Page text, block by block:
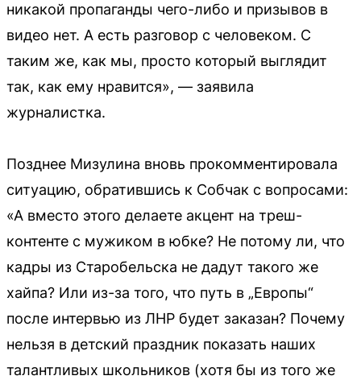
никакой пропаганды чего-либо и призывов в
видео нет. А есть разговор с человеком. С
таким же, как мы, просто который выглядит
так, как ему нравится», — заявила
журналистка.
Позднее Мизулина вновь прокомментировала
ситуацию, обратившись к Собчак с вопросами:
«А вместо этого делаете акцент на треш-
контенте с мужиком в юбке? Не потому ли, что
кадры из Старобельска не дадут такого же
хайпа? Или из-за того, что путь в „Европы“
после интервью из ЛНР будет заказан? Почему
нельзя в детский праздник показать наших
талантливых школьников (хотя бы из того же